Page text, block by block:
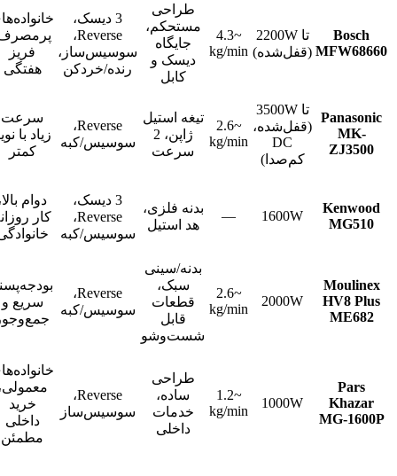
Bosch
MFW68660
تا 2200W
(قفل‌شده)
~4.3
kg/min
طراحی
مستحکم،
جایگاه
دیسک و
کابل
3 دیسک،
Reverse،
سوسیس‌ساز،
رنده/خردکن
فریز
هفتگی
Panasonic
MK-
ZJ3500
تا 3500W
(قفل‌شده،
DC
کم‌صدا)
~2.6
kg/min
تیغه استیل
ژاپن، 2
سرعت
Reverse،
سوسیس/کبه
سرعت
زیاد با
کمتر
Kenwood
MG510
1600W
—
بدنه فلزی،
هد استیل
3 دیسک،
Reverse،
سوسیس/کبه
دوام
کار
Moulinex
HV8 Plus
ME682
2000W
~2.6
kg/min
بدنه/سینی
سبک،
قطعات
قابل
شست‌وشو
Reverse،
سوسیس/کبه
سریع و
Pars
Khazar
MG-1600P
1000W
~1.2
kg/min
طراحی
ساده،
خدمات
داخلی
Reverse،
سوسیس‌ساز
خرید
داخلی
مطمئن